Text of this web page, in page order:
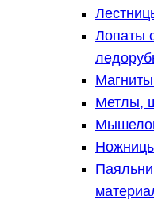
Лопаты
Метлы,